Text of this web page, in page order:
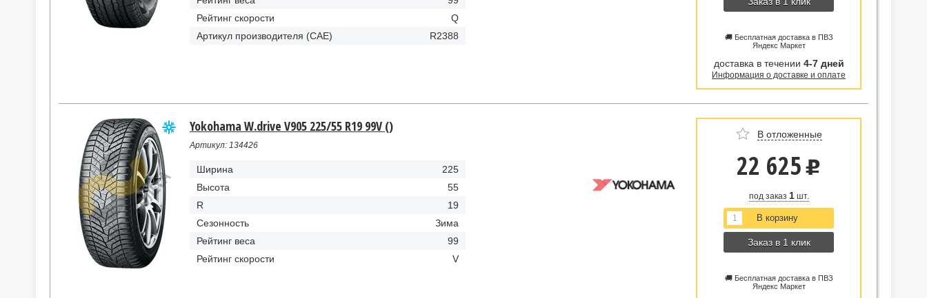
Рейтинг скорости
Q
Артикул производителя (CAE)
R2388
🚚 Бесплатная доставка в ПВЗ
Яндекс Маркет
доставка в течении 4-7 дней
Информация о доставке и оплате
Yokohama W.drive V905 225/55 R19 99V ()
Артикул: 134426
Ширина
225
Высота
55
R
19
Сезонность
Зима
Рейтинг веса
99
Рейтинг скорости
V
В отложенные
22 625 u
под заказ 1шт.
Заказ в 1 клик
🚚 Бесплатная доставка в ПВЗ
Яндекс Маркет